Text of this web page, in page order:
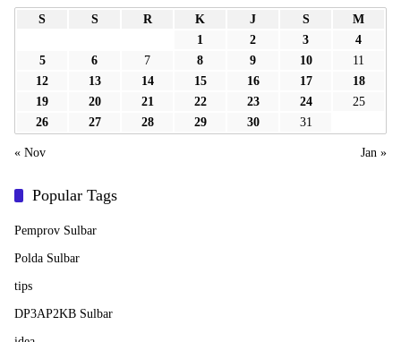
S S R K J S
M
1
2 3
4
5
6 7 8 9 10
11
12
13 14 15 16 17
18
19
20 21 22 23 24
25
26
27 28 29 30 31
« Nov Jan »
Popular Tags
Pemprov Sulbar
Polda Sulbar
tips
DP3AP2KB Sulbar